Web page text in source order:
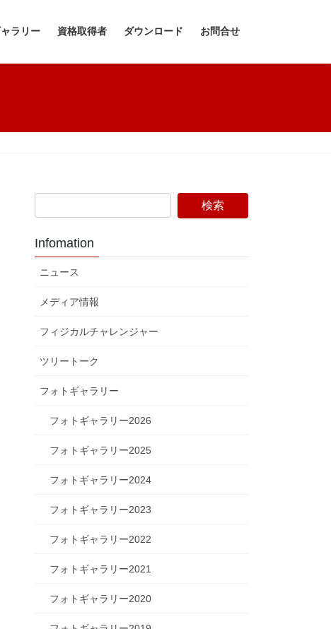
ラリー 資格取得者 ダウンロード お問合せ
Infomation
ニュース
メディア情報
フィジカルチャレンジャー
ツリートーク
フォトギャラリー
フォトギャラリー2026
フォトギャラリー2025
フォトギャラリー2024
フォトギャラリー2023
フォトギャラリー2022
フォトギャラリー2021
フォトギャラリー2020